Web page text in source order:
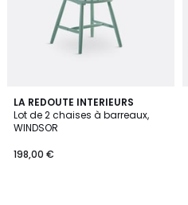
LA REDOUTE INTERIEURS
Lot de 2 chaises à barreaux,
WINDSOR
198,00 €
4,3
/ 5
4
Couleurs